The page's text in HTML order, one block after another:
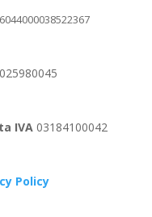
IVA03184100042
Policy